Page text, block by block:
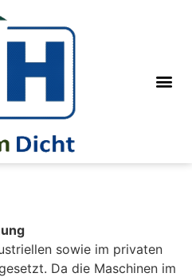
sowie im privaten
Da die Maschinen im